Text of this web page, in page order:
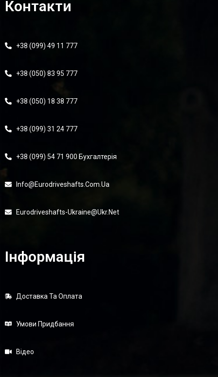
Контакти
+38 (099) 49 11 777
+38 (050) 83 95 777
+38 (050) 18 38 777
+38 (099) 31 24 777
+38 (099) 54 71 900 Бухгалтерія
Info@eurodriveshafts.com.ua
Eurodriveshafts-Ukraine@ukr.net
Інформація
Доставка Та Оплата
Умови Придбання
Відео